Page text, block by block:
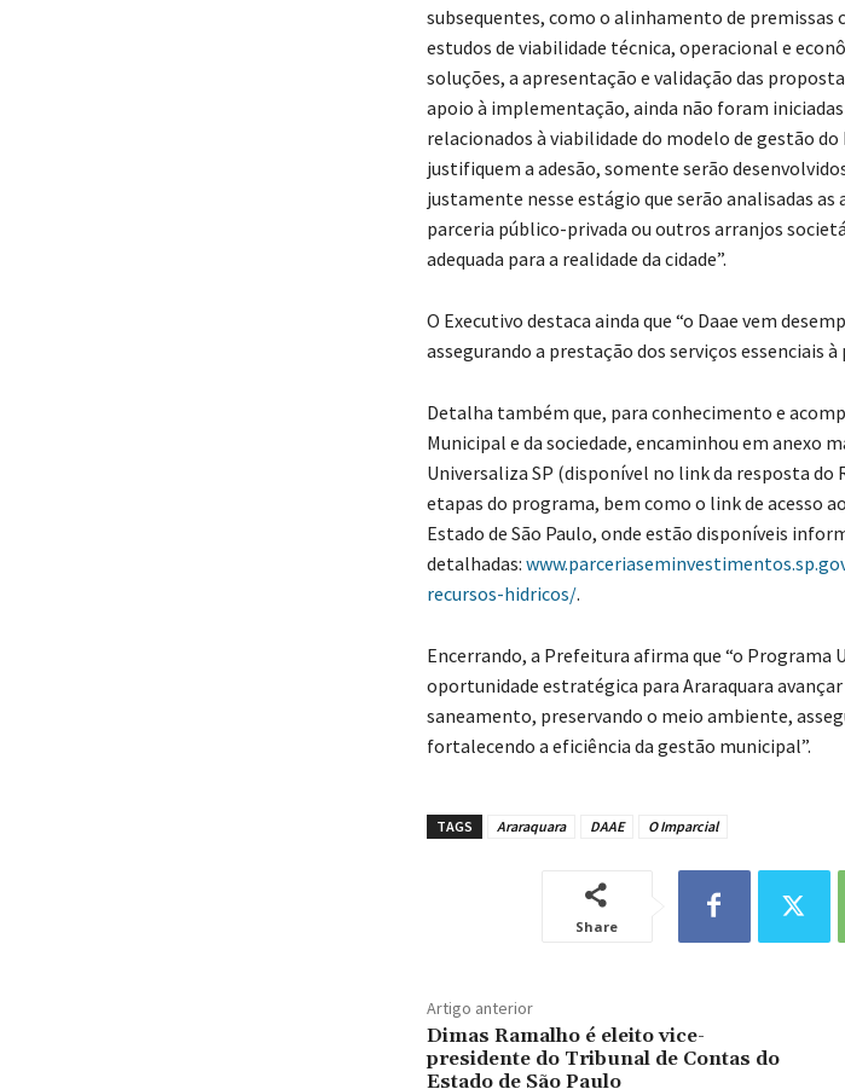
subsequentes, como o alinhamento de premissas
estudos de viabilidade técnica, operacional e
soluções, a apresentação e validação das
apoio à implementação, ainda não foram
relacionados à viabilidade do modelo de gestão do
justifiquem a adesão, somente serão
justamente nesse estágio que serão analisadas
parceria público-privada ou outros arranjos
adequada para a realidade da cidade”.
O Executivo destaca ainda que “o Daae vem
assegurando a prestação dos serviços essenciais à
Detalha também que, para conhecimento e
Municipal e da sociedade, encaminhou em
Universaliza SP (disponível no link da resposta do
etapas do programa, bem como o link de acesso
Estado de São Paulo, onde estão disponíveis
detalhadas:
recursos-hidricos/.
Encerrando, a Prefeitura afirma que “o Programa
oportunidade estratégica para Araraquara
saneamento, preservando o meio ambiente,
fortalecendo a eficiência da gestão municipal”.
TAGS Araraquara DAAE O Imparcial
Share
Artigo anterior
Dimas Ramalho é eleito vice-
presidente do Tribunal de Contas do
Estado de São Paulo